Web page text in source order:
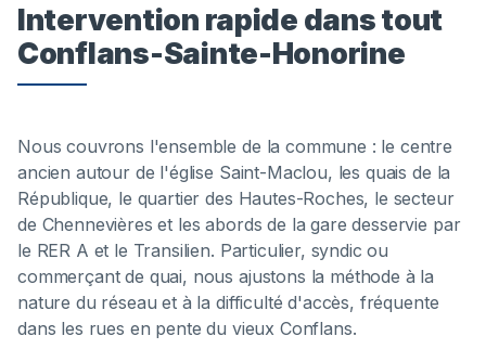
Intervention rapide dans tout
Conflans-Sainte-Honorine
Nous couvrons l'ensemble de la commune : le centre
ancien autour de l'église Saint-Maclou, les quais de la
République, le quartier des Hautes-Roches, le secteur
de Chennevières et les abords de la gare desservie par
le RER A et le Transilien. Particulier, syndic ou
commerçant de quai, nous ajustons la méthode à la
nature du réseau et à la difficulté d'accès, fréquente
dans les rues en pente du vieux Conflans.